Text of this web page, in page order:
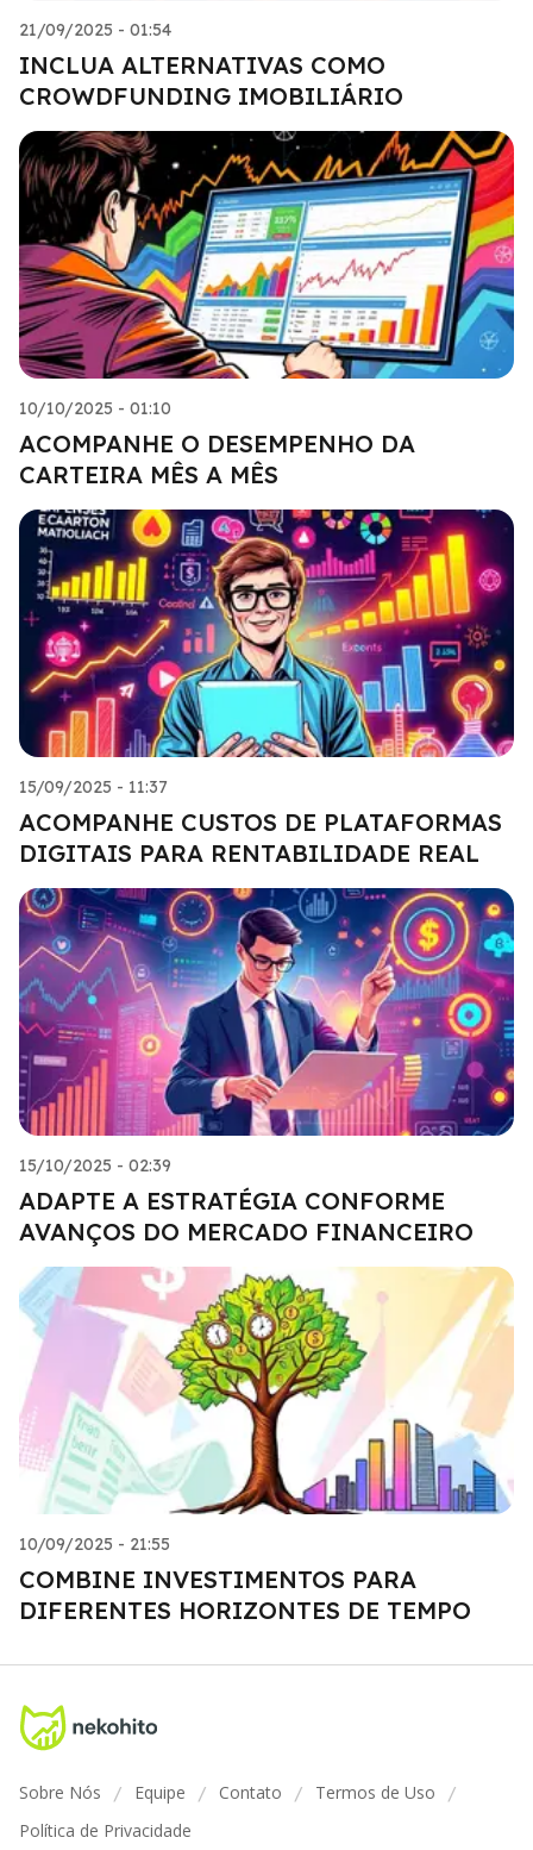
21/09/2025 - 01:54
INCLUA ALTERNATIVAS COMO
CROWDFUNDING IMOBILIÁRIO
10/10/2025 - 01:10
ACOMPANHE O DESEMPENHO DA
CARTEIRA MÊS A MÊS
15/09/2025 - 11:37
ACOMPANHE CUSTOS DE PLATAFORMAS
DIGITAIS PARA RENTABILIDADE REAL
15/10/2025 - 02:39
ADAPTE A ESTRATÉGIA CONFORME
AVANÇOS DO MERCADO FINANCEIRO
10/09/2025 - 21:55
COMBINE INVESTIMENTOS PARA
DIFERENTES HORIZONTES DE TEMPO
Sobre Nós / Equipe / Contato / Termos de Uso /
Política de Privacidade